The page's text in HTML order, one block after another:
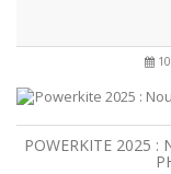
POWERKITE 2025 :